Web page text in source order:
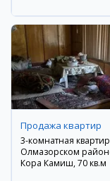
Продажа квартир
3-комнатная
Олмазорском
Кора Камиш, 70 кв.м